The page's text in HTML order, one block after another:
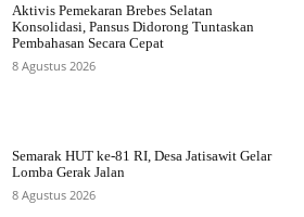
Aktivis Pemekaran Brebes Selatan
Konsolidasi, Pansus Didorong Tuntaskan
Pembahasan Secara Cepat
8 Agustus 2026
Semarak HUT ke-81 RI, Desa Jatisawit Gelar
Lomba Gerak Jalan
8 Agustus 2026